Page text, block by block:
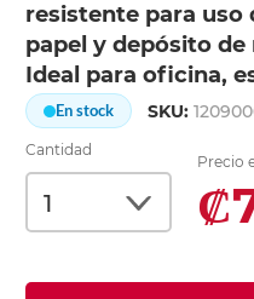
resistente para uso
papel y depósito
Ideal para oficina,
En stock SKU:
Cantidad
Precio